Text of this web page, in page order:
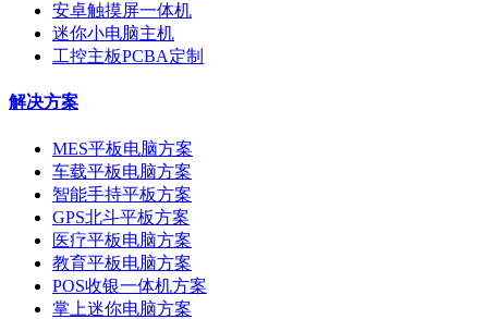
安卓触摸屏一体机
迷你小电脑主机
工控主板PCBA定制
解决方案
MES平板电脑方案
车载平板电脑方案
智能手持平板方案
GPS北斗平板方案
医疗平板电脑方案
教育平板电脑方案
POS收银一体机方案
掌上迷你电脑方案